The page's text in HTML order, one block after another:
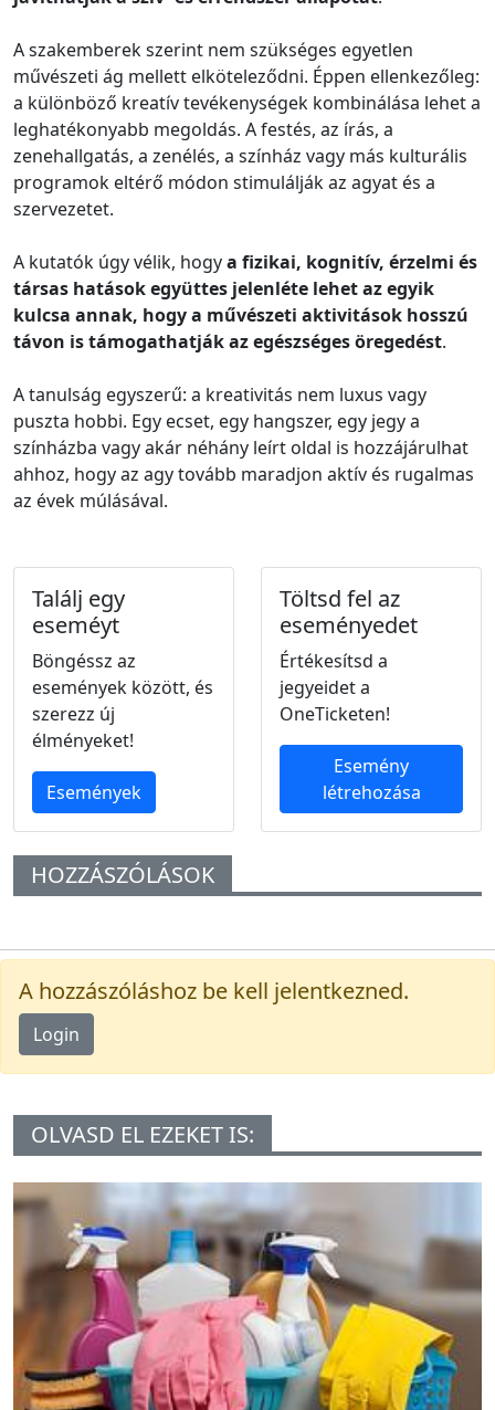
A szakemberek szerint nem szükséges egyetlen
művészeti ág mellett elköteleződni. Éppen ellenkezőleg:
a különböző kreatív tevékenységek kombinálása lehet a
leghatékonyabb megoldás. A festés, az írás, a
zenehallgatás, a zenélés, a színház vagy más kulturális
programok eltérő módon stimulálják az agyat és a
szervezetet.
A kutatók úgy vélik, hogya fizikai, kognitív, érzelmi és
társas hatások együttes jelenléte lehet az egyik
kulcsa annak, hogy a művészeti aktivitások hosszú
távon is támogathatják az egészséges öregedést.
A tanulság egyszerű: a kreativitás nem luxus vagy
puszta hobbi. Egy ecset, egy hangszer, egy jegy a
színházba vagy akár néhány leírt oldal is hozzájárulhat
ahhoz, hogy az agy tovább maradjon aktív és rugalmas
az évek múlásával.
Találj egy
eseméyt
Böngéssz az
események között, és
szerezz új
élményeket!
Események
Töltsd fel az
eseményedet
Értékesítsd a
jegyeidet a
OneTicketen!
Esemény
létrehozása
HOZZÁSZÓLÁSOK
A hozzászóláshoz be kell jelentkezned.
Login
OLVASD EL EZEKET IS: